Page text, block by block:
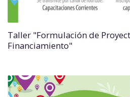
Taller "Formulación de
Financiamiento"